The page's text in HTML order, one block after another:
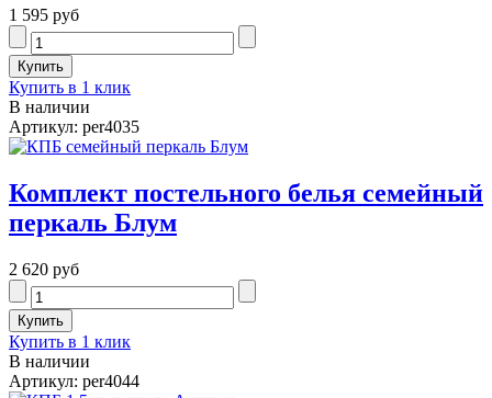
1 595 руб
Купить в 1 клик
В наличии
Артикул: per4035
Комплект постельного белья семейный
перкаль Блум
2 620 руб
Купить в 1 клик
В наличии
Артикул: per4044